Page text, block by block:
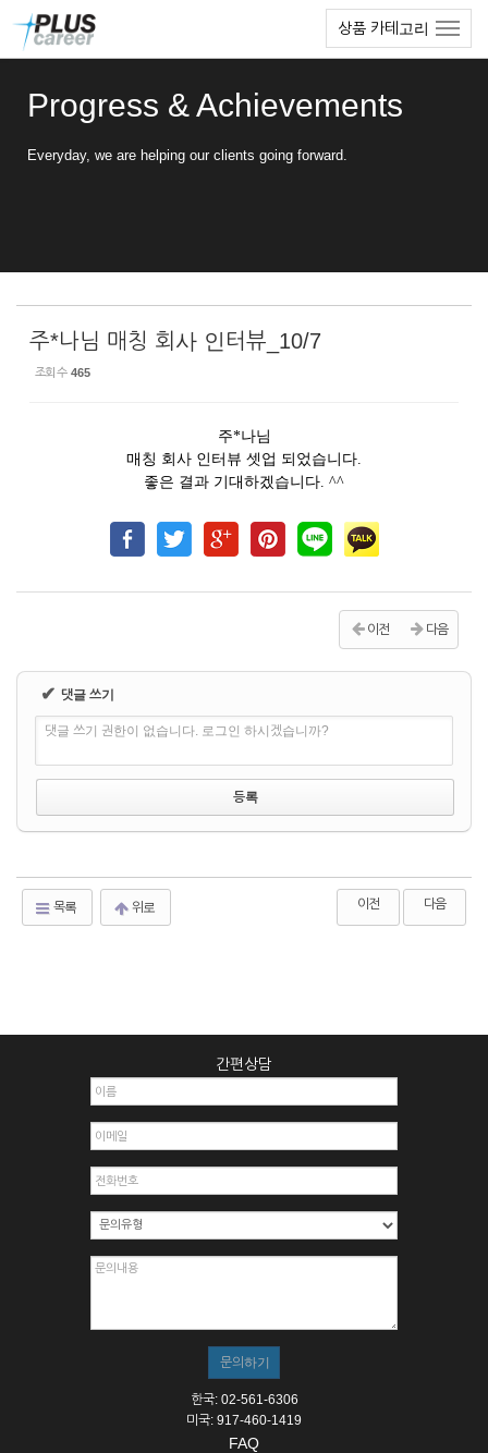
상품 카테고리
Progress & Achievements
Everyday, we are helping our clients going forward.
주*나님 매칭 회사 인터뷰_10/7
조회 수 465
주*나님
매칭 회사 인터뷰 셋업 되었습니다.
좋은 결과 기대하겠습니다. ^^
이전 다음
✔ 댓글 쓰기
댓글 쓰기 권한이 없습니다. 로그인 하시겠습니까?
목록 위로 이전 다음
간편상담
한국: 02-561-6306
미국: 917-460-1419
FAQ